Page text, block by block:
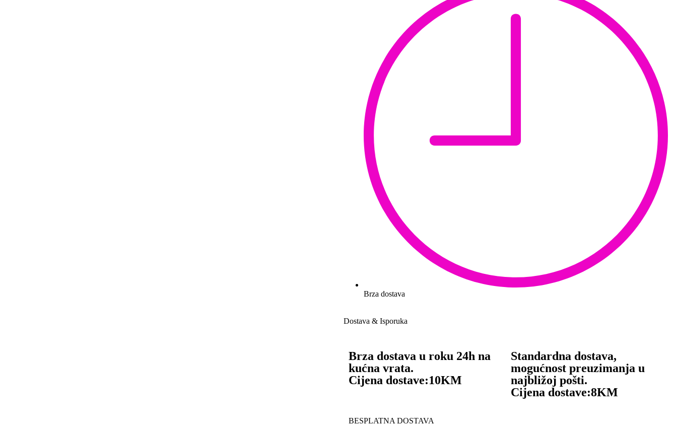
Brza dostava
Dostava & Isporuka
Brza dostava u roku 24h na
kućna vrata.
Cijena dostave:10KM
Standardna dostava,
mogućnost preuzimanja u
najbližoj pošti.
Cijena dostave:8KM
BESPLATNA DOSTAVA